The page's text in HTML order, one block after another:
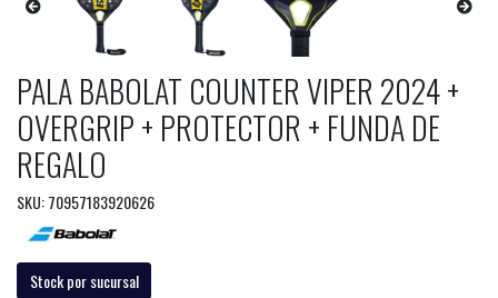
PALA BABOLAT COUNTER VIPER 2024 +
OVERGRIP + PROTECTOR + FUNDA DE
REGALO
SKU: 70957183920626
Stock por sucursal